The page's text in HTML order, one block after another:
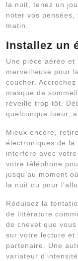
la nuit, tenez un
noter vos
matin.
Installez un
Une pièce aérée
merveilleuse pour
coucher.
masque de
réveille trop tôt.
quelconque lueur,
Mieux encore,
électroniques de la
interfère avec
votre téléphone
jusqu’au moment
la nuit ou pour
Réduisez la
de littérature
de chevet que
sur votre lecture et
partenaire. Une
variateur